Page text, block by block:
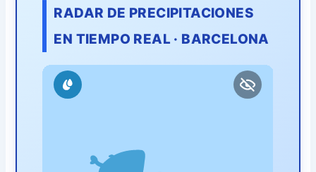
RADAR DE PRECIPITACIONES
EN TIEMPO REAL · BARCELONA